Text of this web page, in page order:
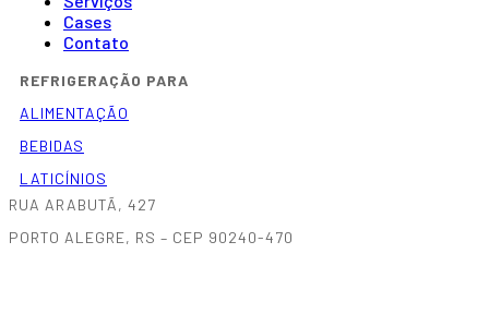
Cases
Contato
REFRIGERAÇÃO PARA
ALIMENTAÇÃO
BEBIDAS
LATICÍNIOS
RUA ARABUTÃ, 427
PORTO ALEGRE, RS – CEP 90240-470